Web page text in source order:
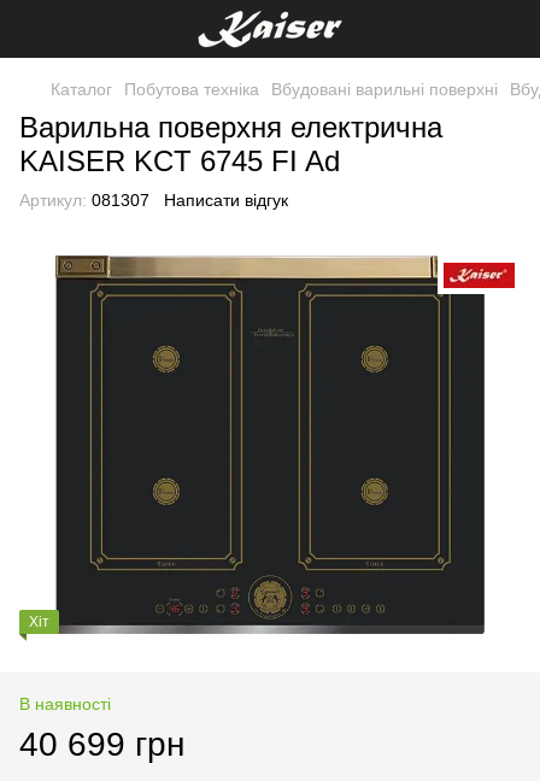
Каталог Побутова техніка Вбудовані варильні поверхні
Варильна поверхня електрична
KAISER KCT 6745 FI Ad
Артикул: 081307 Написати відгук
Хіт
В наявності
40 699 грн